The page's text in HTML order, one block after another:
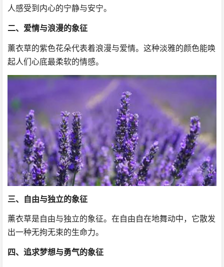
人感受到内心的宁静与安宁。
二、爱情与浪漫的象征
薰衣草的紫色花朵代表着浪漫与爱情。这种淡雅的颜色能唤
起人们心底最柔软的情感。
三、自由与独立的象征
薰衣草是自由与独立的象征。在自由自在地舞动中，它散发
出一种无拘无束的生命力。
四、追求梦想与勇气的象征